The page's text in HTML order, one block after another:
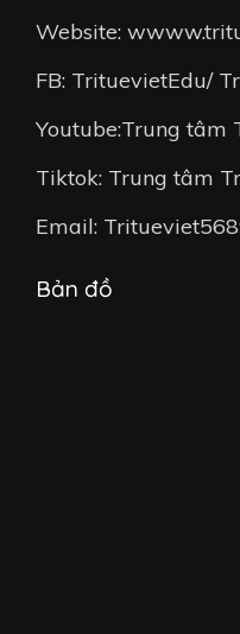
Website:
FB: TrituevietEdu/
Youtube:Trung tâm
Tiktok: Trung tâm
Email:
Bản đồ